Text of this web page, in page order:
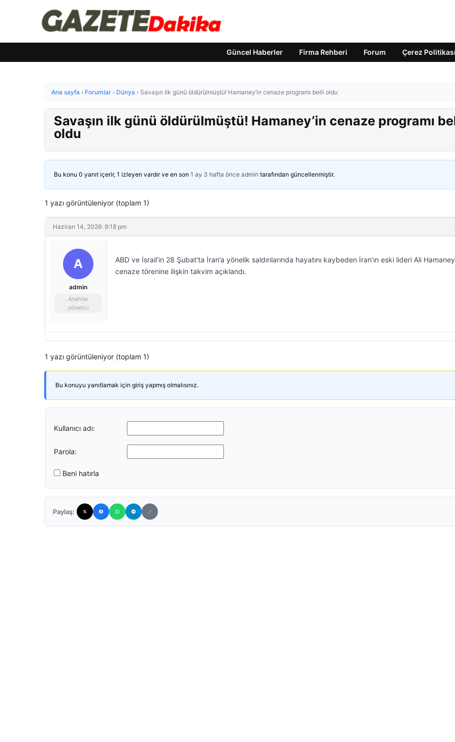
Güncel Haberler Firma Rehberi Forum Çerez Politikası
Ana sayfa › Forumlar › Dünya › Savaşın ilk günü öldürülmüştü! Hamaney’in cenaze programı belli oldu
Savaşın ilk günü öldürülmüştü! Hamaney’in cenaze programı
oldu
Bu konu 0 yanıt içerir, 1 izleyen vardır ve en son 1 ay 3 hafta önce admin tarafından güncellenmiştir.
1 yazı görüntüleniyor (toplam 1)
Haziran 14, 2026: 9:18 pm
A
admin
Anahtar
yönetici
ABD ve İsrail’in 28 Şubat’ta İran’a yönelik saldırılarında hayatını kaybeden İran’ın eski lideri Ali
cenaze törenine ilişkin takvim açıklandı.
1 yazı görüntüleniyor (toplam 1)
Bu konuyu yanıtlamak için giriş yapmış olmalısınız.
Kullanıcı adı:
Parola:
Beni hatırla
Paylaş: